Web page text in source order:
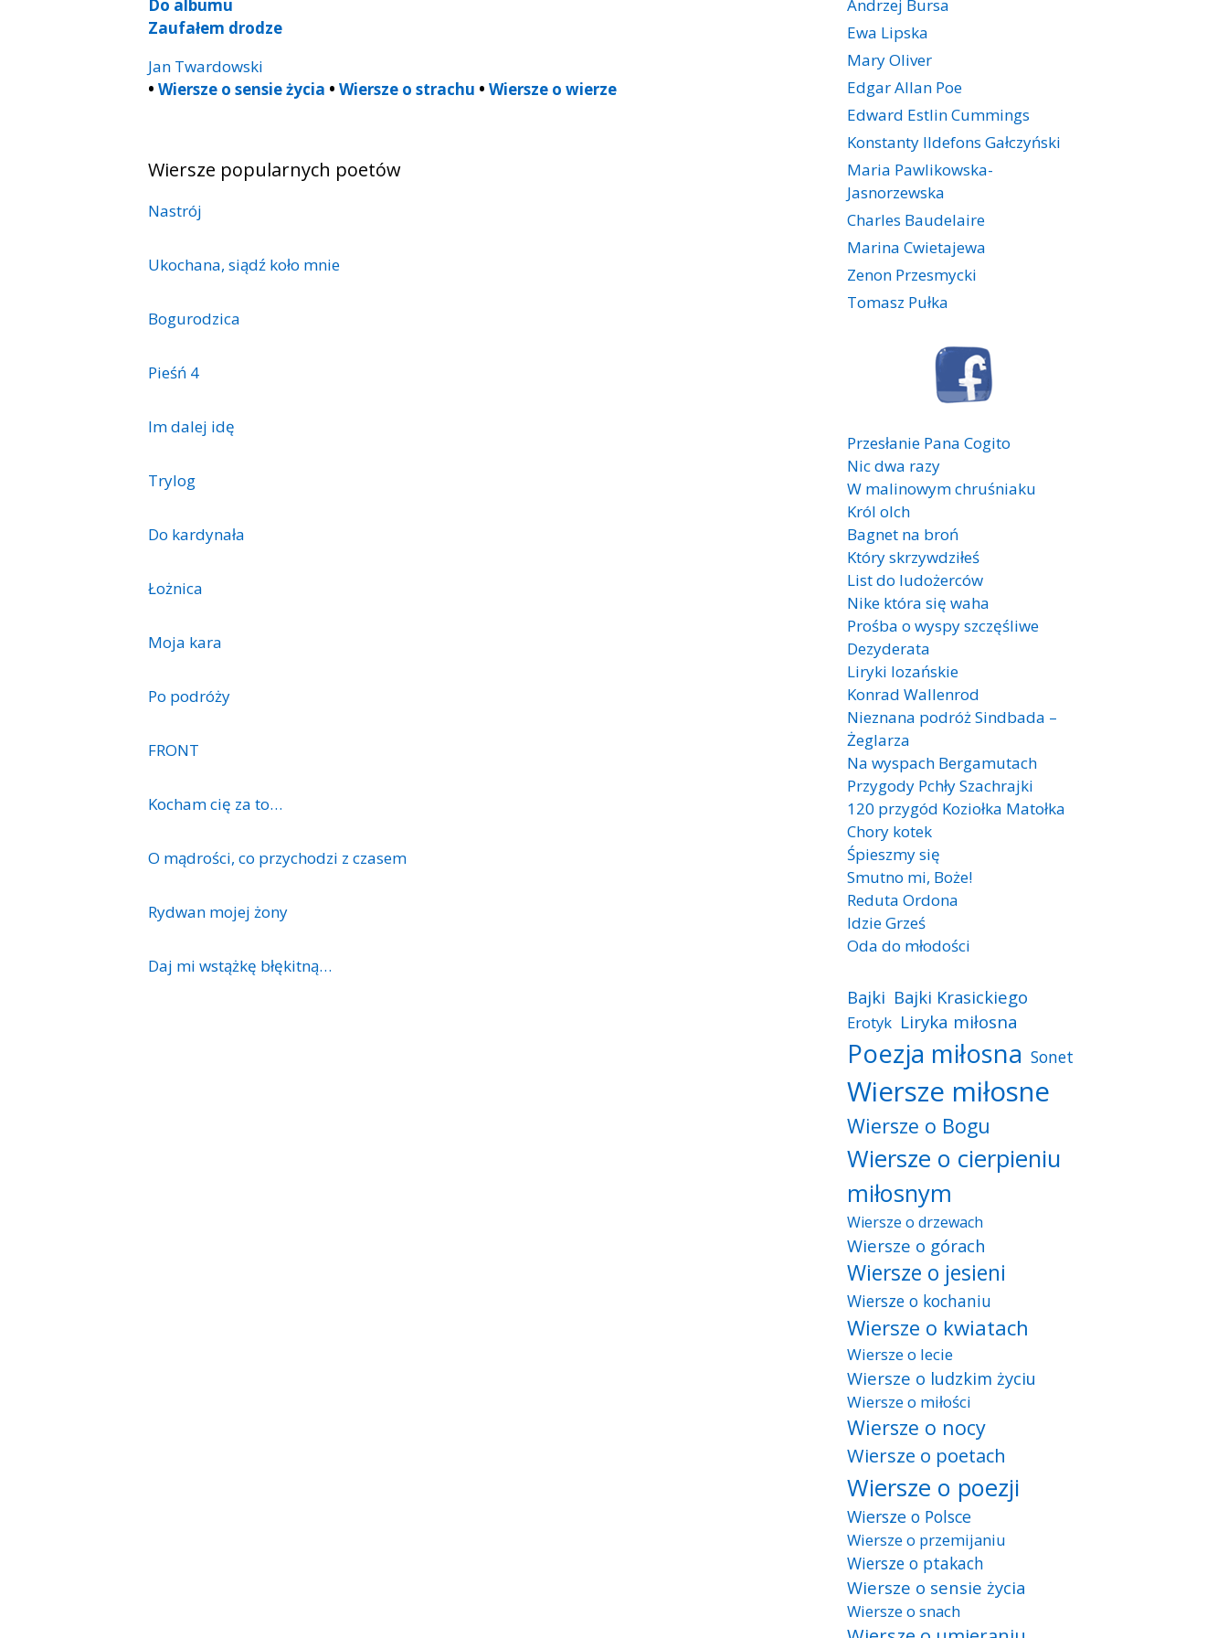
Do albumu
Zaufałem drodze
Jan Twardowski
• Wiersze o sensie życia • Wiersze o strachu • Wiersze o wierze
Wiersze popularnych poetów
Nastrój
Ukochana, siądź koło mnie
Bogurodzica
Pieśń 4
Im dalej idę
Trylog
Do kardynała
Łożnica
Moja kara
Po podróży
FRONT
Kocham cię za to…
O mądrości, co przychodzi z czasem
Rydwan mojej żony
Daj mi wstążkę błękitną…
Andrzej Bursa
Ewa Lipska
Mary Oliver
Edgar Allan Poe
Edward Estlin Cummings
Konstanty Ildefons Gałczyński
Maria Pawlikowska-
Jasnorzewska
Charles Baudelaire
Marina Cwietajewa
Zenon Przesmycki
Tomasz Pułka
Przesłanie Pana Cogito
Nic dwa razy
W malinowym chruśniaku
Król olch
Bagnet na broń
Który skrzywdziłeś
List do ludożerców
Nike która się waha
Prośba o wyspy szczęśliwe
Dezyderata
Liryki lozańskie
Konrad Wallenrod
Nieznana podróż Sindbada –
Żeglarza
Na wyspach Bergamutach
Przygody Pchły Szachrajki
120 przygód Koziołka Matołka
Chory kotek
Śpieszmy się
Smutno mi, Boże!
Reduta Ordona
Idzie Grześ
Oda do młodości
Bajki Bajki Krasickiego
Erotyk Liryka miłosna
Poezja miłosna Sonet
Wiersze miłosne
Wiersze o Bogu
Wiersze o cierpieniu
miłosnym
Wiersze o drzewach
Wiersze o górach
Wiersze o jesieni
Wiersze o kochaniu
Wiersze o kwiatach
Wiersze o lecie
Wiersze o ludzkim życiu
Wiersze o miłości
Wiersze o nocy
Wiersze o poetach
Wiersze o poezji
Wiersze o Polsce
Wiersze o przemijaniu
Wiersze o ptakach
Wiersze o sensie życia
Wiersze o snach